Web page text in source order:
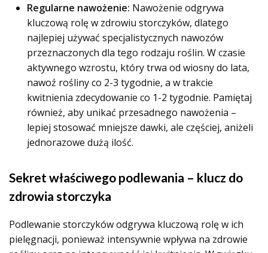
Regularne nawożenie: Nawożenie odgrywa
kluczową rolę w zdrowiu storczyków, dlatego
najlepiej używać specjalistycznych nawozów
przeznaczonych dla tego rodzaju roślin. W czasie
aktywnego wzrostu, który trwa od wiosny do lata,
nawoź rośliny co 2-3 tygodnie, a w trakcie
kwitnienia zdecydowanie co 1-2 tygodnie. Pamiętaj
również, aby unikać przesadnego nawożenia –
lepiej stosować mniejsze dawki, ale częściej, aniżeli
jednorazowe dużą ilość.
Sekret właściwego podlewania – klucz do
zdrowia storczyka
Podlewanie storczyków odgrywa kluczową rolę w ich
pielęgnacji, ponieważ intensywnie wpływa na zdrowie